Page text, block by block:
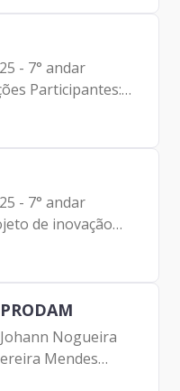
- 7° andar
Participantes:
Cristina Freire
- 7° andar
de inovação
Dantas Carlos
Bueno
Nogueira
Mendes
Antonio